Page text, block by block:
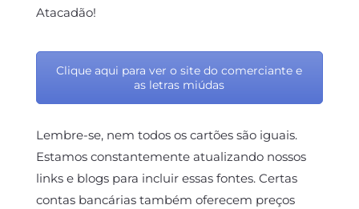
Atacadão!
Clique aqui para ver o site do comerciante e
as letras miúdas
Lembre-se, nem todos os cartões são iguais.
Estamos constantemente atualizando nossos
links e blogs para incluir essas fontes. Certas
contas bancárias também oferecem preços